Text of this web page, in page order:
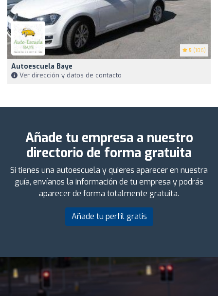
5 (106)
Autoescuela Baye
Ver dirección y datos de contacto
Añade tu empresa a nuestro
directorio de forma gratuita
Si tienes una autoescuela y quieres aparecer en nuestra
guía, envíanos la información de tu empresa y podrás
aparecer de forma totalmente gratuita.
Añade tu perfil gratis